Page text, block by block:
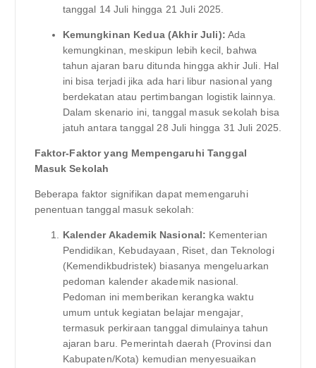
tanggal 14 Juli hingga 21 Juli 2025.
Kemungkinan Kedua (Akhir Juli): Ada
kemungkinan, meskipun lebih kecil, bahwa
tahun ajaran baru ditunda hingga akhir Juli. Hal
ini bisa terjadi jika ada hari libur nasional yang
berdekatan atau pertimbangan logistik lainnya.
Dalam skenario ini, tanggal masuk sekolah bisa
jatuh antara tanggal 28 Juli hingga 31 Juli 2025.
Faktor-Faktor yang Mempengaruhi Tanggal
Masuk Sekolah
Beberapa faktor signifikan dapat memengaruhi
penentuan tanggal masuk sekolah:
Kalender Akademik Nasional: Kementerian
Pendidikan, Kebudayaan, Riset, dan Teknologi
(Kemendikbudristek) biasanya mengeluarkan
pedoman kalender akademik nasional.
Pedoman ini memberikan kerangka waktu
umum untuk kegiatan belajar mengajar,
termasuk perkiraan tanggal dimulainya tahun
ajaran baru. Pemerintah daerah (Provinsi dan
Kabupaten/Kota) kemudian menyesuaikan